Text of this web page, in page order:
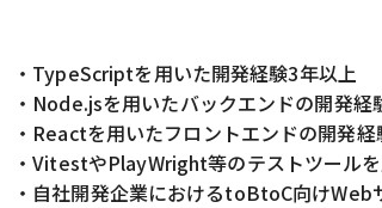
・TypeScriptを用いた開発経験3年以上
・Node.jsを用いたバックエンドの開発経
・Reactを用いたフロントエンドの開発経
・VitestやPlayWright等のテストツール
・自社開発企業におけるtoBtoC向けWeb